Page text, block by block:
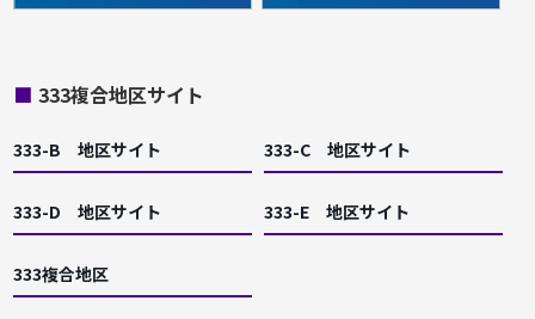
■ 333複合地区サイト
333-B 地区サイト 333-C 地区サイト
333-D 地区サイト 333-E 地区サイト
333複合地区